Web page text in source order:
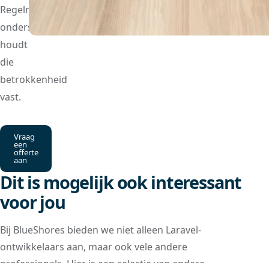
Regelmatige
ondersteuning
houdt
die
betrokkenheid
vast.
Vraag
een
offerte
aan
Dit is mogelijk ook interessant
voor jou
Bij BlueShores bieden we niet alleen Laravel-
ontwikkelaars aan, maar ook vele andere